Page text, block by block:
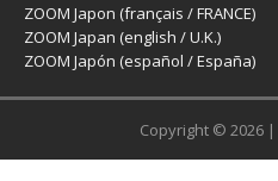
ZOOM Japon (français / FRANCE)
ZOOM Japan (english / U.K.)
ZOOM Japón (español / España)
Copyright © 2026 |